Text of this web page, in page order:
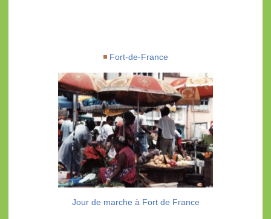
Fort-de-France
Jour de marche à Fort de France